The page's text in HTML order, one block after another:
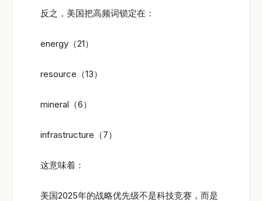
反之，美国把高频词锁定在：
energy（21）
resource（13）
mineral（6）
infrastructure（7）
这意味着：
美国2025年的战略优先级不是科技竞赛，而是